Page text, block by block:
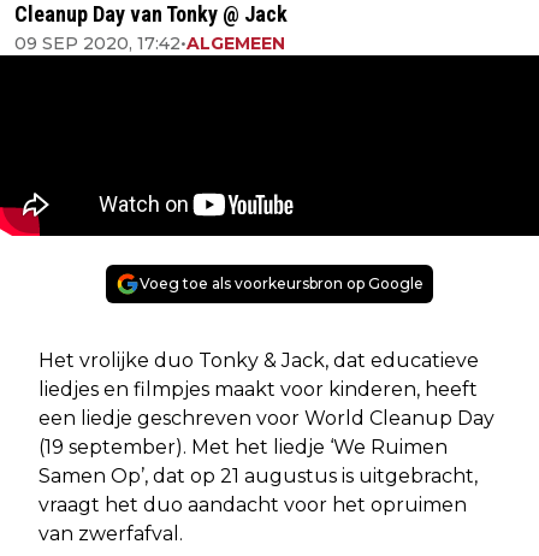
Cleanup Day van Tonky @ Jack
09 SEP 2020, 17:42•ALGEMEEN
Voeg toe als voorkeursbron op Google
Het vrolijke duo Tonky & Jack, dat educatieve
liedjes en filmpjes maakt voor kinderen, heeft
een liedje geschreven voor World Cleanup Day
(19 september). Met het liedje ‘We Ruimen
Samen Op’, dat op 21 augustus is uitgebracht,
vraagt het duo aandacht voor het opruimen
van zwerfafval.